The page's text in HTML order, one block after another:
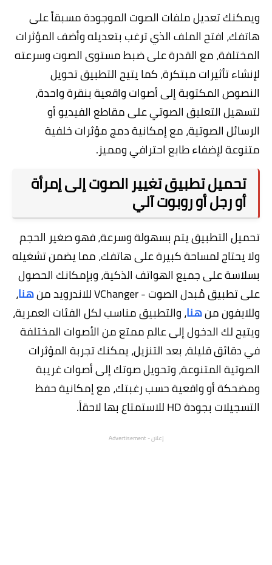
ويمكنك تعديل ملفات الصوت الموجودة مسبقاً على
هاتفك، افتح الملف الذي ترغب بتعديله وأضف المؤثرات
المختلفة، مع القدرة على ضبط مستوى الصوت وسرعته
لإنشاء تأثيرات مبتكرة، كما يتيح التطبيق تحويل
النصوص المكتوبة إلى أصوات واقعية بنقرة واحدة،
لتسهيل التعليق الصوتي على مقاطع الفيديو أو
الرسائل الصوتية، مع إمكانية دمج مؤثرات خلفية
متنوعة لإضفاء طابع احترافي ومميز.
تحميل تطبيق تغيير الصوت إلى إمرأة
أو رجل أو روبوت آلي
تحميل التطبيق يتم بسهولة وسرعة، فهو صغير الحجم
ولا يحتاج لمساحة كبيرة على هاتفك، مما يضمن تشغيله
بسلاسة على جميع الهواتف الذكية، وبإمكانك الحصول
على تطبيق مُبدل الصوت - VChanger للاندرويد من
هنا،
وللايفون منهنا، والتطبيق مناسب لكل الفئات العمرية،
ويتيح لك الدخول إلى عالم ممتع من الأصوات المختلفة
في دقائق قليلة، بعد التنزيل، يمكنك تجربة المؤثرات
الصوتية المتنوعة، وتحويل صوتك إلى أصوات غريبة
ومضحكة أو واقعية حسب رغبتك، مع إمكانية حفظ
التسجيلات بجودة HD للاستمتاع بها لاحقاً.
إعلان - Advertisement